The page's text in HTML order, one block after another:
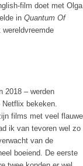
film doet met Olga
in Quantum Of
2018 – werden
bekeken.
films met veel flauwe
ik van tevoren wel zo
van de
boeiend. De eerste